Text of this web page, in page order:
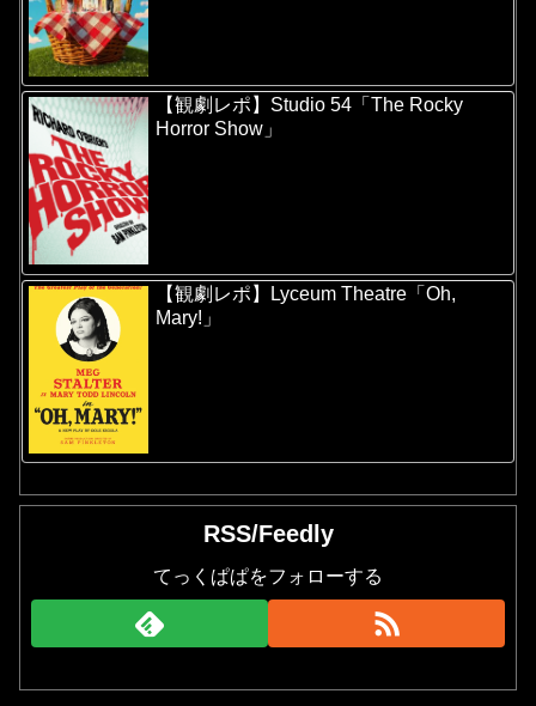
【観劇レポ】Studio 54「The Rocky
Horror Show」
【観劇レポ】Lyceum Theatre「Oh,
Mary!」
RSS/Feedly
てっくぱぱをフォローする